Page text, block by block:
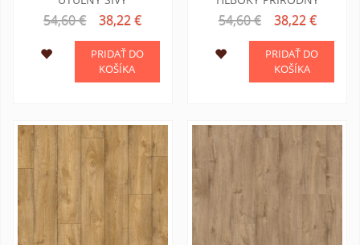
54,60 € 38,22 €
PRIDAŤ DO
KOŠÍKA
54,60 € 38,22 €
PRIDAŤ DO
KOŠÍKA